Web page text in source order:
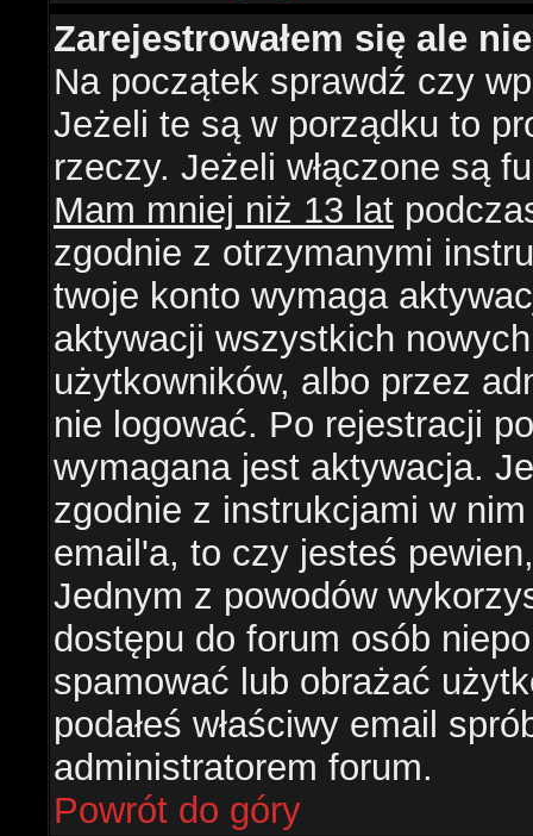
Zarejestrowałem się ale
Na początek sprawdź czy
Jeżeli te są w porządku to
rzeczy. Jeżeli włączone są
Mam mniej niż 13 lat
zgodnie z otrzymanymi
twoje konto wymaga
aktywacji wszystkich
użytkowników, albo przez
nie logować. Po rejestracji
wymagana jest aktywacja.
zgodnie z instrukcjami w
email'a, to czy jesteś
Jednym z powodów
dostępu do forum osób
spamować lub obrażać
podałeś właściwy email
administratorem forum.
Powrót do góry